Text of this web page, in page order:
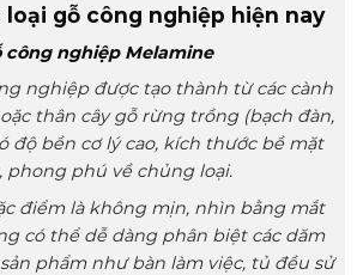
loại gỗ công nghiệp hiện nay
công nghiệp Melamine
nghiệp được tạo thành từ các cành
thân cây gỗ rừng trồng (bạch đàn,
độ bền cơ lý cao, kích thước bề mặt
phong phú về chủng loại.
điểm là không mịn, nhìn bằng mắt
có thể dễ dàng phân biệt các dăm
phẩm như bàn làm việc, tủ đều sử